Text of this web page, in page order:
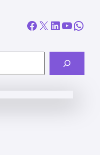
Facebook X LinkedIn YouTube WhatsApp